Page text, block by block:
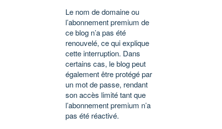
Le nom de domaine ou
l’abonnement premium de
ce blog n’a pas été
renouvelé, ce qui explique
cette interruption. Dans
certains cas, le blog peut
également être protégé par
un mot de passe, rendant
son accès limité tant que
l’abonnement premium n’a
pas été réactivé.